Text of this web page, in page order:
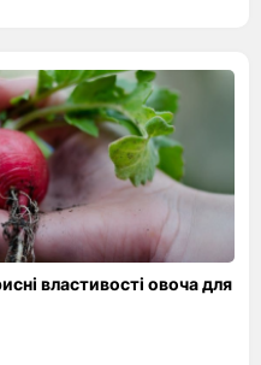
властивості овоча для